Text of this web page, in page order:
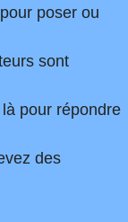
poser ou
sont
pour répondre
des